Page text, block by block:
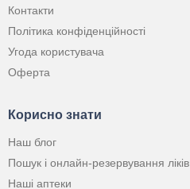
Контакти
Політика конфіденційності
Угода користувача
Оферта
Корисно знати
Наш блог
Пошук і онлайн-резервування ліків
Наші аптеки